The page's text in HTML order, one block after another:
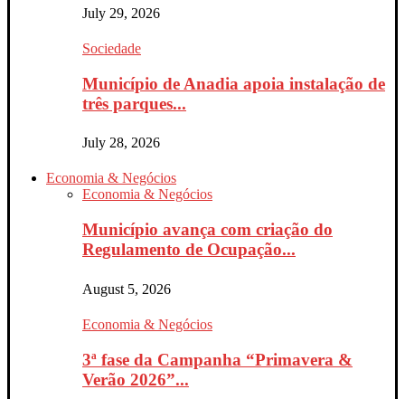
July 29, 2026
Sociedade
Município de Anadia apoia instalação de
três parques...
July 28, 2026
Economia & Negócios
Economia & Negócios
Município avança com criação do
Regulamento de Ocupação...
August 5, 2026
Economia & Negócios
3ª fase da Campanha “Primavera &
Verão 2026”...